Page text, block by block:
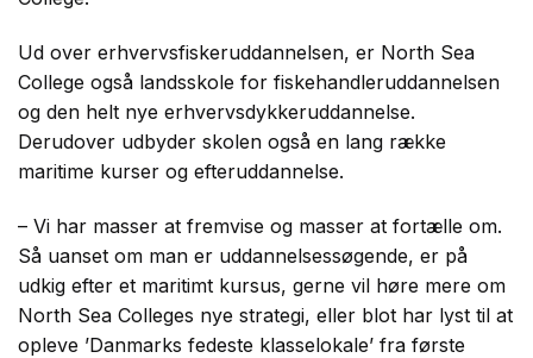
Ud over erhvervsfiskeruddannelsen, er North Sea
College også landsskole for fiskehandleruddannelsen
og den helt nye erhvervsdykkeruddannelse.
Derudover udbyder skolen også en lang række
maritime kurser og efteruddannelse.
– Vi har masser at fremvise og masser at fortælle om.
Så uanset om man er uddannelsessøgende, er på
udkig efter et maritimt kursus, gerne vil høre mere om
North Sea Colleges nye strategi, eller blot har lyst til at
opleve ’Danmarks fedeste klasselokale’ fra første